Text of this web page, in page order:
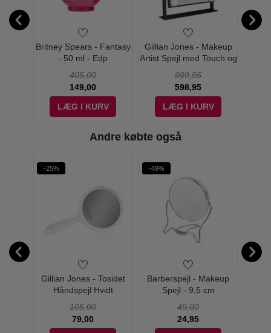
Britney Spears - Fantasy
- 50 ml - Edp
405,00
149,00
LÆG I KURV
Gillian Jones - Makeup
Artist Spejl med Touch og
999,95
598,95
LÆG I KURV
Andre købte også
-25%
Gillian Jones - Tosidet
Håndspejl Hvidt
105,00
79,00
-49%
Barberspejl - Makeup
Spejl - 9,5 cm
49,00
24,95